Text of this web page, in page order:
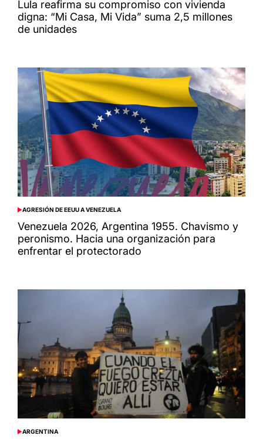
Lula reafirma su compromiso con vivienda
digna: “Mi Casa, Mi Vida” suma 2,5 millones
de unidades
POSTED
IN
AGRESIÓN DE EEUU A VENEZUELA
Venezuela 2026, Argentina 1955. Chavismo y
peronismo. Hacia una organización para
enfrentar el protectorado
POSTED
ARGENTINA